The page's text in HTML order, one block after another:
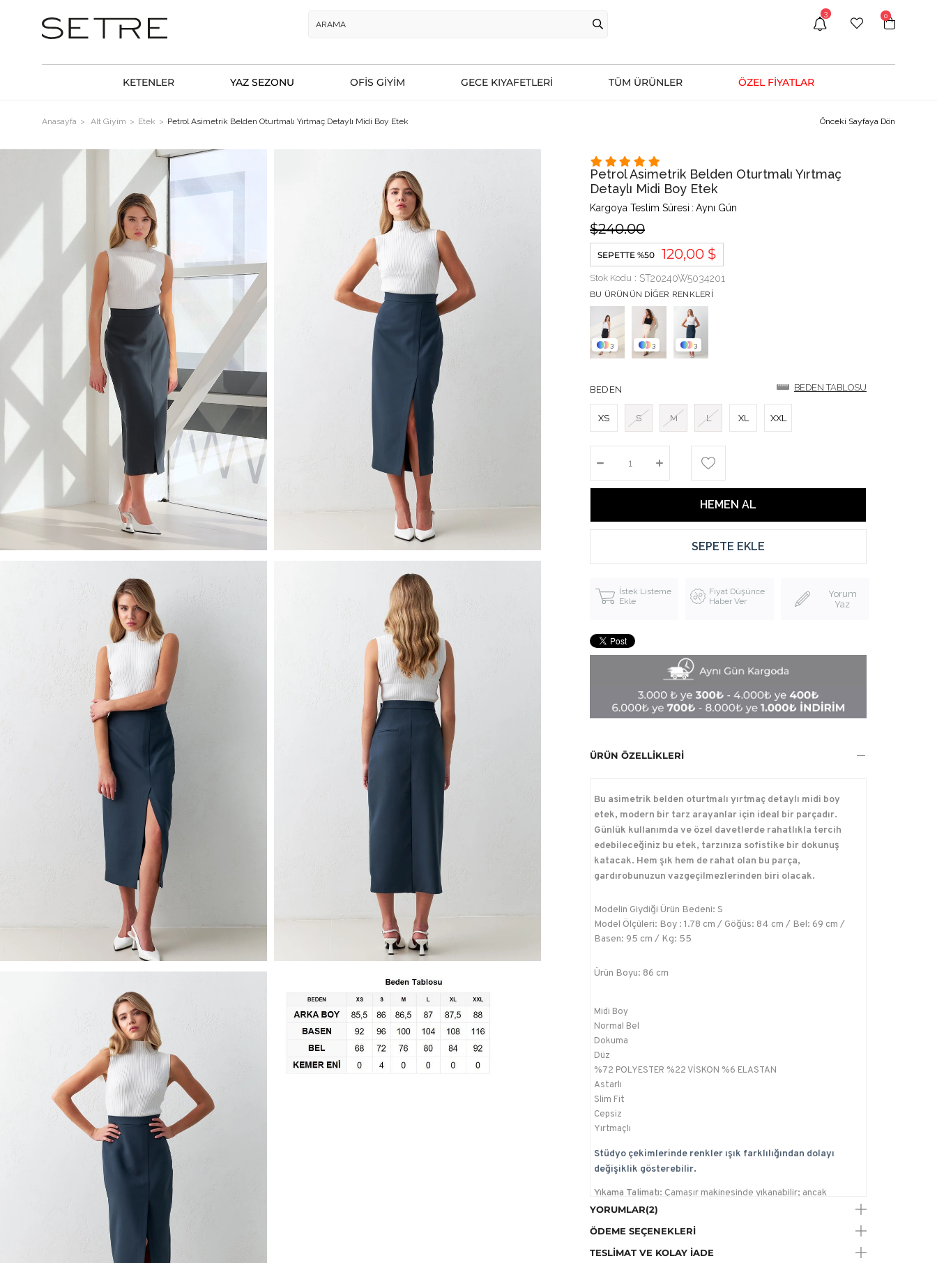
0
3
KETENLER YAZ SEZONU OFİS GİYİM GECE KIYAFETLERİ TÜM ÜRÜNLER ÖZEL FİYATLAR
Anasayfa Alt Giyim Etek Petrol Asimetrik Belden Oturtmalı Yırtmaç Detaylı Midi Boy Etek Önceki Sayfaya Dön
Petrol Asimetrik Belden Oturtmalı Yırtmaç
Detaylı Midi Boy Etek
Kargoya Teslim Süresi : Aynı Gün
$240.00
SEPETTE %50 120,00 $
Stok Kodu ST20240W5034201
BU ÜRÜNÜN DIĞER RENKLERI
3 3 3
BEDEN TABLOSU
BEDEN
XS S M L XL XXL
İstek Listeme
Ekle
Fiyat Düşünce
Haber Ver
Yorum
Yaz
ÜRÜN ÖZELLIKLERI
Bu asimetrik belden oturtmalı yırtmaç detaylı midi boy
etek, modern bir tarz arayanlar için ideal bir parçadır.
Günlük kullanımda ve özel davetlerde rahatlıkla tercih
edebileceğiniz bu etek, tarzınıza sofistike bir dokunuş
katacak. Hem şık hem de rahat olan bu parça,
gardırobunuzun vazgeçilmezlerinden biri olacak.
Modelin Giydiği Ürün Bedeni: S
Model Ölçüleri: Boy : 1.78 cm / Göğüs: 84 cm / Bel: 69 cm /
Basen: 95 cm / Kg: 55
Ürün Boyu: 86 cm
Midi Boy
Normal Bel
Dokuma
Düz
%72 POLYESTER %22 VİSKON %6 ELASTAN
Astarlı
Slim Fit
Cepsiz
Yırtmaçlı
Stüdyo çekimlerinde renkler ışık farklılığından dolayı
değişiklik gösterebilir.
Yıkama Talimatı: Çamaşır makinesinde yıkanabilir; ancak
makinenin narin ve hassas ayarında, yıkama işleminin narin
ayarda yıkanabilir., Çamaşır Suyu Konamaz
Ütüleme Talimatı:Düşük sıcaklıkta, max.110C ütülenebilir.
YORUMLAR(2)
ÖDEME SEÇENEKLERI
TESLIMAT VE KOLAY İADE